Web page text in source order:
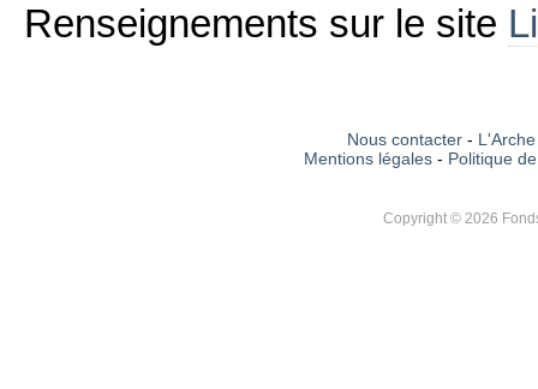
Renseignements sur le site
Nous contacter-
Mentions légales - Politique
Copyright © 2026